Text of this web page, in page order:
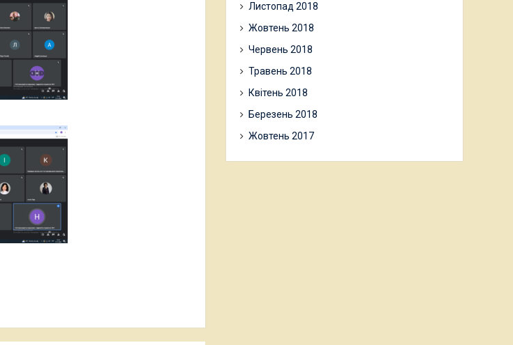
Листопад 2018
Жовтень 2018
Червень 2018
Травень 2018
Квітень 2018
Березень 2018
Жовтень 2017